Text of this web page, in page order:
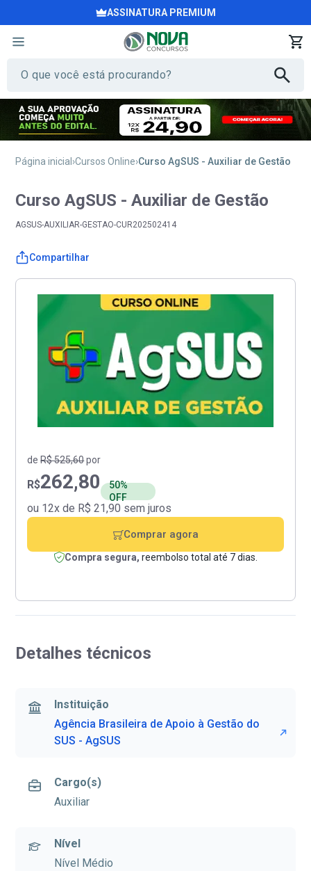
ASSINATURA PREMIUM
Página inicial Cursos Online Curso AgSUS - Auxiliar de Gestão
Curso AgSUS - Auxiliar de Gestão
AGSUS-AUXILIAR-GESTAO-CUR202502414
Compartilhar
Detalhes técnicos
Instituição
Agência Brasileira de Apoio à Gestão do
SUS - AgSUS
Cargo(s)
Auxiliar
Nível
Nível Médio
deR$ 525,60por
R$262,80
50%
OFF
ou 12x de R$ 21,90 sem juros
Comprar agora
Compra segura, reembolso total até 7 dias.